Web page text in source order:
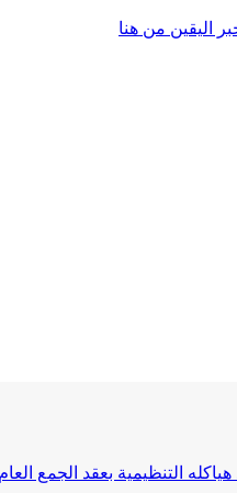
اليقين من هنا
هياكله التنظيمية بعقد الجمع